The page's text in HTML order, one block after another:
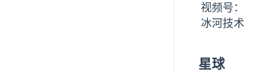
视频号：
冰河技术
星球